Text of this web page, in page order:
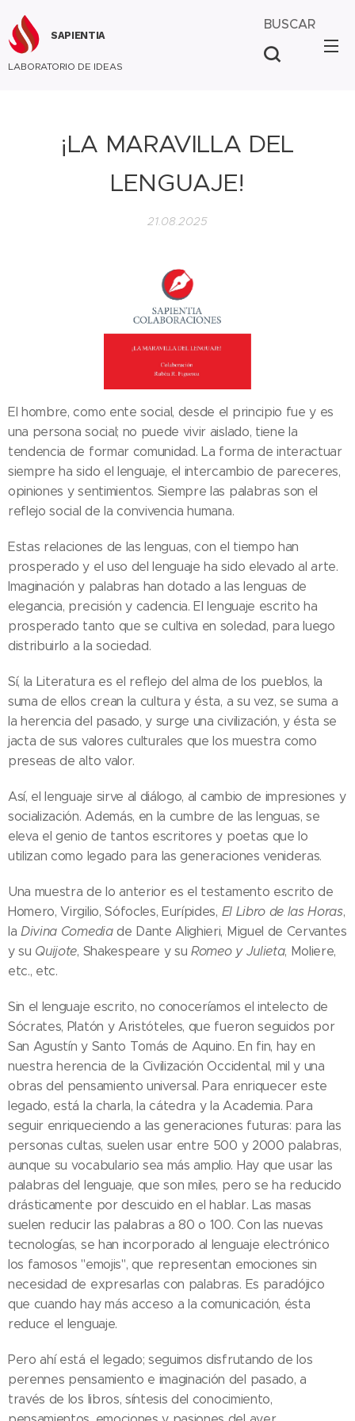
SAPIENTIA
LABORATORIO DE IDEAS
BUSCAR
¡LA MARAVILLA DEL
LENGUAJE!
21.08.2025
El hombre, como ente social, desde el principio fue y es
una persona social; no puede vivir aislado, tiene la
tendencia de formar comunidad. La forma de interactuar
siempre ha sido el lenguaje, el intercambio de pareceres,
opiniones y sentimientos. Siempre las palabras son el
reflejo social de la convivencia humana.
Estas relaciones de las lenguas, con el tiempo han
prosperado y el uso del lenguaje ha sido elevado al arte.
Imaginación y palabras han dotado a las lenguas de
elegancia, precisión y cadencia. El lenguaje escrito ha
prosperado tanto que se cultiva en soledad, para luego
distribuirlo a la sociedad.
Sí, la Literatura es el reflejo del alma de los pueblos, la
suma de ellos crean la cultura y ésta, a su vez, se suma a
la herencia del pasado, y surge una civilización, y ésta se
jacta de sus valores culturales que los muestra como
preseas de alto valor.
Así, el lenguaje sirve al diálogo, al cambio de impresiones y
socialización. Además, en la cumbre de las lenguas, se
eleva el genio de tantos escritores y poetas que lo
utilizan como legado para las generaciones venideras.
Una muestra de lo anterior es el testamento escrito de
Homero, Virgilio, Sófocles, Eurípides, El Libro de las Horas,
laDivina Comediade Dante Alighieri, Miguel de Cervantes
y su Quijote, Shakespeare y suRomeo y Julieta, Moliere,
etc., etc.
Sin el lenguaje escrito, no conoceríamos el intelecto de
Sócrates, Platón y Aristóteles, que fueron seguidos por
San Agustín y Santo Tomás de Aquino. En fin, hay en
nuestra herencia de la Civilización Occidental, mil y una
obras del pensamiento universal. Para enriquecer este
legado, está la charla, la cátedra y la Academia. Para
seguir enriqueciendo a las generaciones futuras: para las
personas cultas, suelen usar entre 500 y 2000 palabras,
aunque su vocabulario sea más amplio. Hay que usar las
palabras del lenguaje, que son miles, pero se ha reducido
drásticamente por descuido en el hablar. Las masas
suelen reducir las palabras a 80 o 100. Con las nuevas
tecnologías, se han incorporado al lenguaje electrónico
los famosos "emojis", que representan emociones sin
necesidad de expresarlas con palabras. Es paradójico
que cuando hay más acceso a la comunicación, ésta
reduce el lenguaje.
Pero ahí está el legado; seguimos disfrutando de los
perennes pensamiento e imaginación del pasado, a
través de los libros, síntesis del conocimiento,